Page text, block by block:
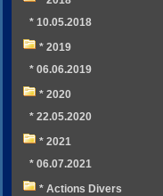
* 10.05.2018
* 2019
* 06.06.2019
* 2020
* 22.05.2020
* 2021
* 06.07.2021
* Actions Divers